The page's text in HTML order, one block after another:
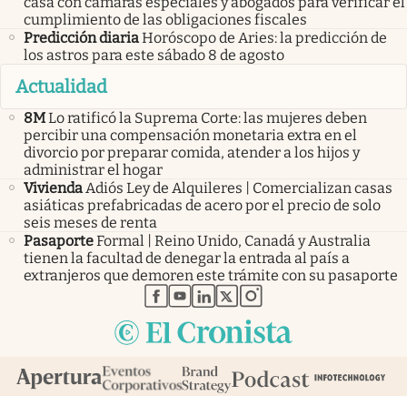
cumplimiento de las obligaciones fiscales
Predicción diariaHoróscopo de Aries: la predicción de
los astros para este sábado 8 de agosto
Actualidad
8MLo ratificó la Suprema Corte: las mujeres deben
percibir una compensación monetaria extra en el
divorcio por preparar comida, atender a los hijos y
administrar el hogar
ViviendaAdiós Ley de Alquileres | Comercializan casas
asiáticas prefabricadas de acero por el precio de solo
seis meses de renta
PasaporteFormal | Reino Unido, Canadá y Australia
tienen la facultad de denegar la entrada al país a
extranjeros que demoren este trámite con su pasaporte
abre en nueva pestaña
abre en nueva pestaña
abre en nueva pestaña
abre en nueva pestaña
abre en nueva pestaña